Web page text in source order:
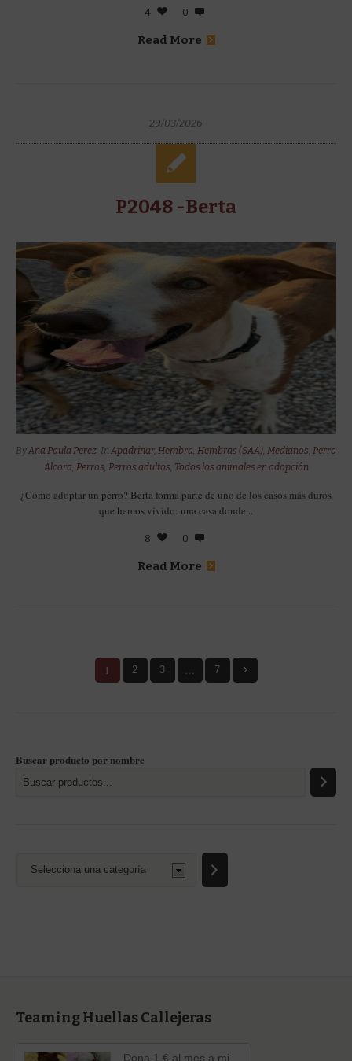
4 0
Read More
29/03/2026
P2048 -Berta
ByAna Paula Perez In Apadrinar, Hembra, Hembras (SAA), Medianos, Perro
Alcora, Perros, Perros adultos, Todos los animales en adopción
¿Cómo adoptar un perro? Berta forma parte de uno de los casos más duros
que hemos vivido: una casa donde...
8 0
Read More
1 2 3 … 7
Buscar producto por nombre
Teaming Huellas Callejeras